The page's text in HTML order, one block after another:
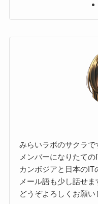
みらいラボのサクラで
メンバーになりたての
カンボジアと日本のIT
メール語も少し話せ
どうぞよろしくお願い